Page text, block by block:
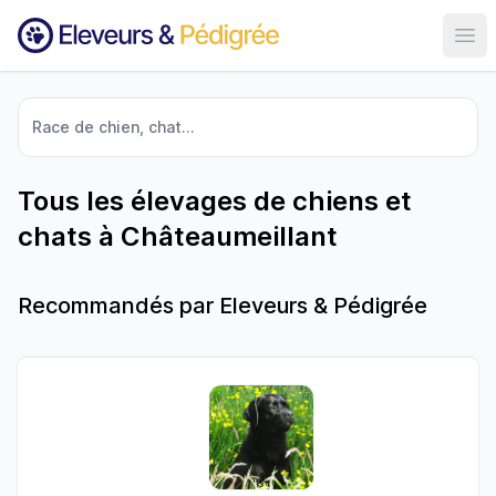
Race de chien, chat...
Tous les élevages de chiens et
chats à Châteaumeillant
Recommandés par Eleveurs & Pédigrée